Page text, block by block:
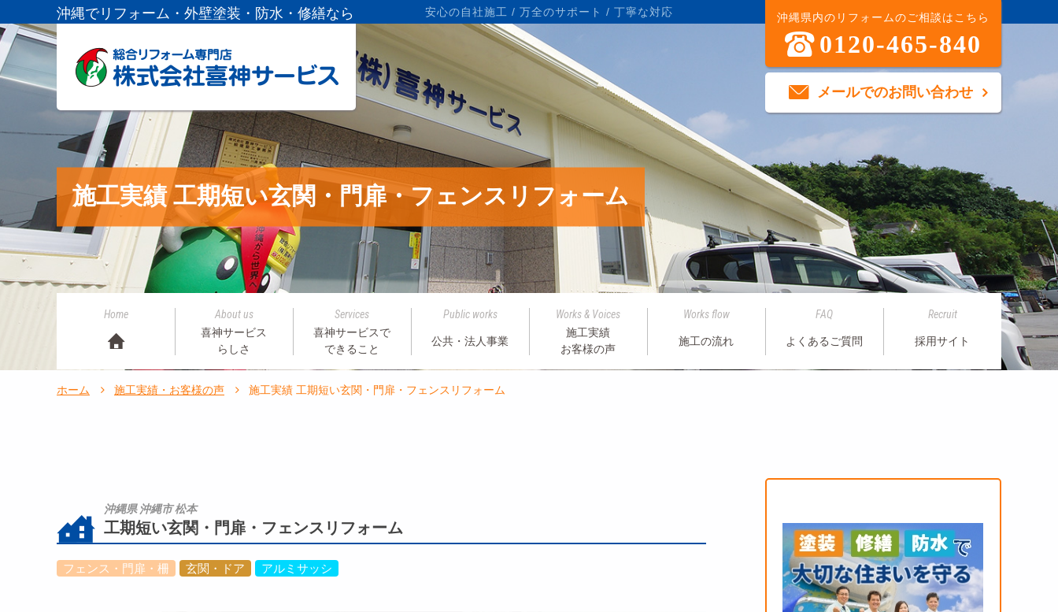
沖縄でリフォーム・外壁塗装・防水・修繕なら 安心の自社施工 / 万全のサポート / 丁寧な対応 沖縄県内のリフォームのご相談はこちら
0120-465-840
メールでのお問い合わせ
施工実績 工期短い玄関・門扉・フェンスリフォーム
Home
About us
喜神サービス
らしさ
Services
喜神サービスで
できること
Public works
公共・法人事業
Works & Voices
施工実績
お客様の声
Works flow
施工の流れ
FAQ
よくあるご質問
Recruit
採用サイト
ホーム 施工実績・お客様の声 施工実績 工期短い玄関・門扉・フェンスリフォーム
沖縄県 沖縄市 松本
工期短い玄関・門扉・フェンスリフォーム
フェンス・門扉・柵 玄関・ドア アルミサッシ